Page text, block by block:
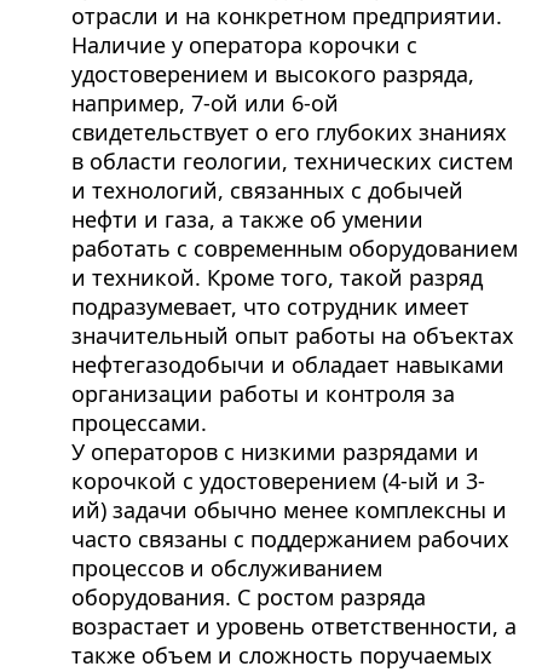
отрасли и на конкретном предприятии.
Наличие у оператора корочки с
удостоверением и высокого разряда,
например, 7-ой или 6-ой
свидетельствует о его глубоких знаниях
в области геологии, технических систем
и технологий, связанных с добычей
нефти и газа, а также об умении
работать с современным оборудованием
и техникой. Кроме того, такой разряд
подразумевает, что сотрудник имеет
значительный опыт работы на объектах
нефтегазодобычи и обладает навыками
организации работы и контроля за
процессами.
У операторов с низкими разрядами и
корочкой с удостоверением (4-ый и 3-
ий) задачи обычно менее комплексны и
часто связаны с поддержанием рабочих
процессов и обслуживанием
оборудования. С ростом разряда
возрастает и уровень ответственности, а
также объем и сложность поручаемых